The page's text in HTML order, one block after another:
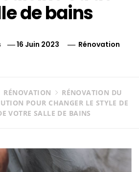
de bains
16 Juin 2023 Rénovation
RÉNOVATION
RÉNOVATION DU
POUR CHANGER LE STYLE DE
VOTRE SALLE DE BAINS